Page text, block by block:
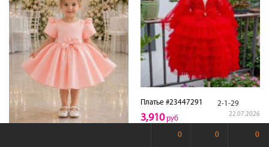
Платье #23447291 2-1-29
22.07.2026
3,910руб
0 0 0